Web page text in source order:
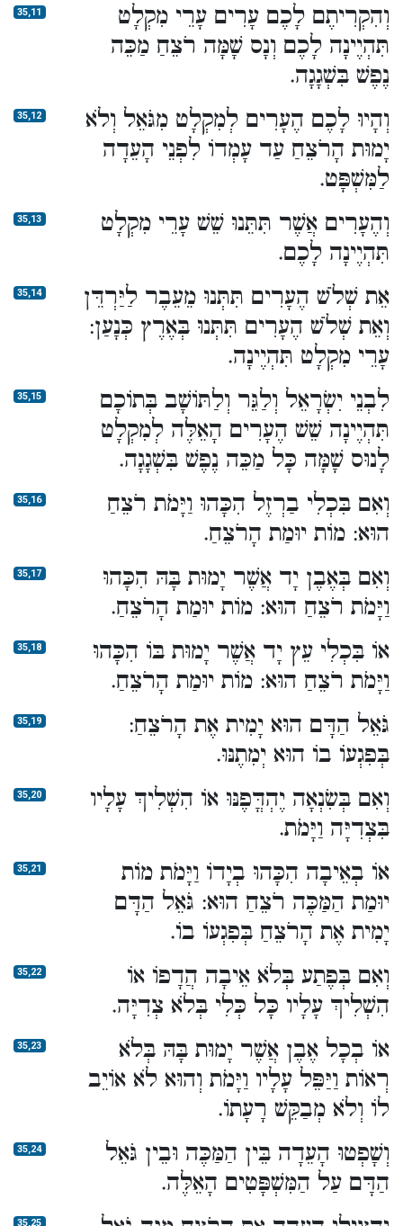
35,11
וְהִקְרִיתֶם לָכֶם עָרִים עָרֵי מִקְלָט
תִּהְיֶינָה לָכֶם וְנָס שָׁמָּה רֹצֵחַ מַכֵּה
נֶפֶשׁ בִּשְׁגָגָה.
35,12
וְהָיוּ לָכֶם הֶעָרִים לְמִקְלָט מִגֹּאֵל וְלֹא
יָמוּת הָרֹצֵחַ עַד עָמְדוֹ לִפְנֵי הָעֵדָה
לַמִּשְׁפָּט.
35,13
וְהֶעָרִים אֲשֶׁר תִּתֵּנוּ שֵׁשׁ עָרֵי מִקְלָט
תִּהְיֶינָה לָכֶם.
35,14
אֵת שְׁלֹשׁ הֶעָרִים תִּתְּנוּ מֵעֵבֶר לַיַּרְדֵּן
וְאֵת שְׁלֹשׁ הֶעָרִים תִּתְּנוּ בְּאֶרֶץ כְּנָעַן:
עָרֵי מִקְלָט תִּהְיֶינָה.
35,15
לִבְנֵי יִשְׂרָאֵל וְלַגֵּר וְלַתּוֹשָׁב בְּתוֹכָם
תִּהְיֶינָה שֵׁשׁ הֶעָרִים הָאֵלֶּה לְמִקְלָט
לָנוּס שָׁמָּה כָּל מַכֵּה נֶפֶשׁ בִּשְׁגָגָה.
35,16
וְאִם בִּכְלִי בַרְזֶל הִכָּהוּ וַיָּמֹת רֹצֵחַ
הוּא: מוֹת יוּמַת הָרֹצֵחַ.
35,17
וְאִם בְּאֶבֶן יָד אֲשֶׁר יָמוּת בָּהּ הִכָּהוּ
וַיָּמֹת רֹצֵחַ הוּא: מוֹת יוּמַת הָרֹצֵחַ.
35,18
אוֹ בִּכְלִי עֵץ יָד אֲשֶׁר יָמוּת בּוֹ הִכָּהוּ
וַיָּמֹת רֹצֵחַ הוּא: מוֹת יוּמַת הָרֹצֵחַ.
35,19
גֹּאֵל הַדָּם הוּא יָמִית אֶת הָרֹצֵחַ:
בְּפִגְעוֹ בוֹ הוּא יְמִתֶנּוּ.
35,20
וְאִם בְּשִׂנְאָה יֶהְדֳּפֶנּוּ אוֹ הִשְׁלִיךְ עָלָיו
בִּצְדִיָּה וַיָּמֹת.
35,21
אוֹ בְאֵיבָה הִכָּהוּ בְיָדוֹ וַיָּמֹת מוֹת
יוּמַת הַמַּכֶּה רֹצֵחַ הוּא: גֹּאֵל הַדָּם
יָמִית אֶת הָרֹצֵחַ בְּפִגְעוֹ בוֹ.
35,22
וְאִם בְּפֶתַע בְּלֹא אֵיבָה הֲדָפוֹ אוֹ
הִשְׁלִיךְ עָלָיו כָּל כְּלִי בְּלֹא צְדִיָּה.
35,23
אוֹ בְכָל אֶבֶן אֲשֶׁר יָמוּת בָּהּ בְּלֹא
רְאוֹת וַיַּפֵּל עָלָיו וַיָּמֹת וְהוּא לֹא אוֹיֵב
לוֹ וְלֹא מְבַקֵּשׁ רָעָתוֹ.
35,24
וְשָׁפְטוּ הָעֵדָה בֵּין הַמַּכֶּה וּבֵין גֹּאֵל
הַדָּם עַל הַמִּשְׁפָּטִים הָאֵלֶּה.
35,25